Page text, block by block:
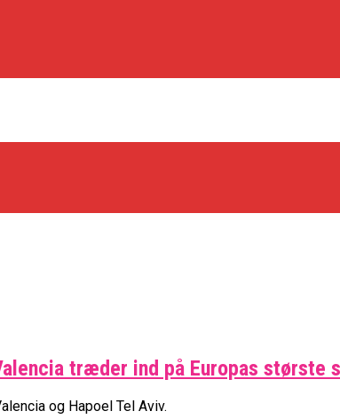
På Pladstræder ind på Europas største
og Hapoel Tel Aviv.